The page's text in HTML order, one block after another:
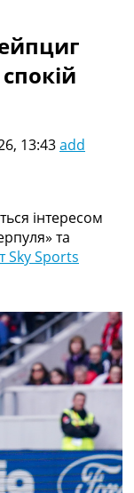
13:43add
інтересом
та
Sky Sports